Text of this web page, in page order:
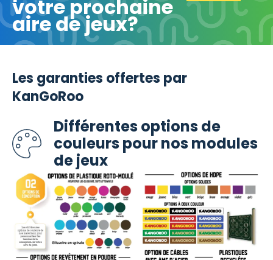
votre prochaine
aire de jeux?
Les garanties offertes par
KanGoRoo
Différentes options de
couleurs pour nos modules
de jeux